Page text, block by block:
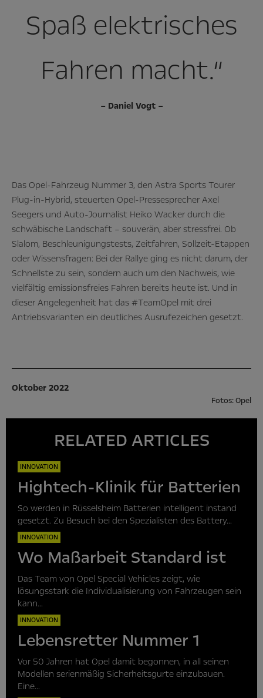
Spaß elektrisches
Fahren macht.“
– Daniel Vogt –
Das Opel-Fahrzeug Nummer 3, den Astra Sports Tourer
Plug-in-Hybrid, steuerten Opel-Pressesprecher Axel
Seegers und Auto-Journalist Heiko Wacker durch die
schwäbische Landschaft – souverän, aber stressfrei. Ob
Slalom, Beschleunigungstests, Zeitfahren, Sollzeit-Etappen
oder Wissensfragen: Bei der Rallye ging es nicht darum, der
Schnellste zu sein, sondern auch um den Nachweis, wie
vielfältig emissionsfreies Fahren bereits heute ist. Und in
dieser Angelegenheit hat das #TeamOpel mit drei
Antriebsvarianten ein deutliches Ausrufezeichen gesetzt.
Oktober 2022
Fotos: Opel
RELATED ARTICLES
INNOVATION
Hightech-Klinik für Batterien
So werden in Rüsselsheim Batterien intelligent instand
gesetzt. Zu Besuch bei den Spezialisten des Battery...
INNOVATION
Wo Maßarbeit Standard ist
Das Team von Opel Special Vehicles zeigt, wie
lösungsstark die Individualisierung von Fahrzeugen sein
kann...
INNOVATION
Lebensretter Nummer 1
Vor 50 Jahren hat Opel damit begonnen, in all seinen
Modellen serienmäßig Sicherheitsgurte einzubauen.
Eine...